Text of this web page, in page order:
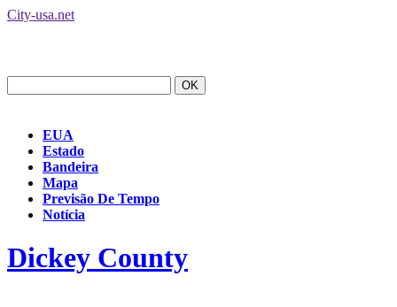
City-usa.net
EUA
Estado
Bandeira
Mapa
Previsão De Tempo
Notícia
Dickey County